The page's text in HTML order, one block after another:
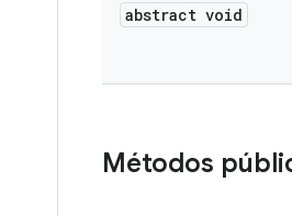
abstract void
Métodos